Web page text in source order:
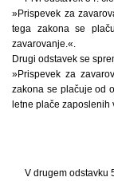
»Prispevek za
tega zakona se
zavarovanje.«.
Drugi odstavek se
»Prispevek za
zakona se plačuje od
letne plače zaposlenih
V drugem odstavku